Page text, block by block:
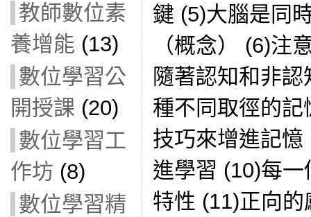
教師數位素
養增能 (13)
數位學習公
開授課 (20)
數位學習工
作坊 (8)
數位學習精
鍵 (5)大腦是同
（概念） (6)注
隨著認知和非
種不同取徑的
技巧來增進記
進學習 (10)每
特性 (11)正向